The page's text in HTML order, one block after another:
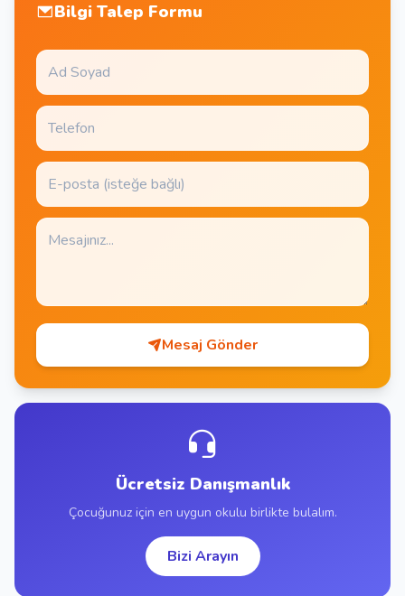
Bilgi Talep Formu
Mesaj Gönder
Ücretsiz Danışmanlık
Çocuğunuz için en uygun okulu birlikte bulalım.
Bizi Arayın